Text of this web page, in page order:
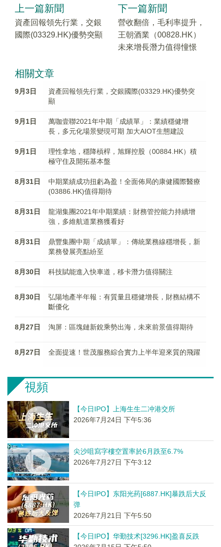
上一篇新聞
資產回報領先行業，交銀
國際(03329.HK)優勢突顯
下一篇新聞
營收翻倍，毛利率提升，
王朝酒業（00828.HK）
未來增長潛力值得憧憬
相關文章
9月3日
資產回報領先行業，交銀國際(03329.HK)優勢突
顯
9月1日
萬咖壹聯2021年中期「成績單」：業績穩健增
長，多元化場景變現可期 加大AIOT生態建設
9月1日
理性拿地，穩降槓桿，旭輝控股（00884.HK）積
極守住及開拓基本盤
8月31日
中期業績成功扭虧為盈！全面佈局的康健國際醫療
(03886.HK)值得期待
8月31日
龍湖集團2021年中期業績：財務管控能力持續增
強，多維航道業務獲看好
8月31日
鼎豐集團中期「成績單」：傳統業務線穩增長，新
業務發展亮點紛至
8月30日 科技賦能進入快車道，移卡潛力值得關注
8月30日
弘陽地產半年報：有質量且穩健增長，財務結構不
斷優化
8月27日 淘屏：區塊鏈新銳乘勢出海，未來前景值得期待
8月27日 全面提速！世茂服務綜合實力上半年迎來質的飛躍
視頻
【今日IPO】上海生生二冲港交所
2026年7月24日 下午5:36
尖沙咀寫字樓空置率於6月跌至6.7%
2026年7月27日 下午3:12
【今日IPO】东阳光药[6887.HK]暴跌后大反
弹
2026年7月21日 下午5:50
【今日IPO】华勤技术[3296.HK]盈喜反跌